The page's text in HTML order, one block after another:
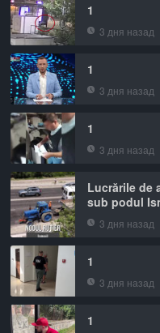
1
3 дня назад
1
3 дня назад
1
3 дня назад
Lucrările de
sub podul
3 дня назад
1
3 дня назад
1